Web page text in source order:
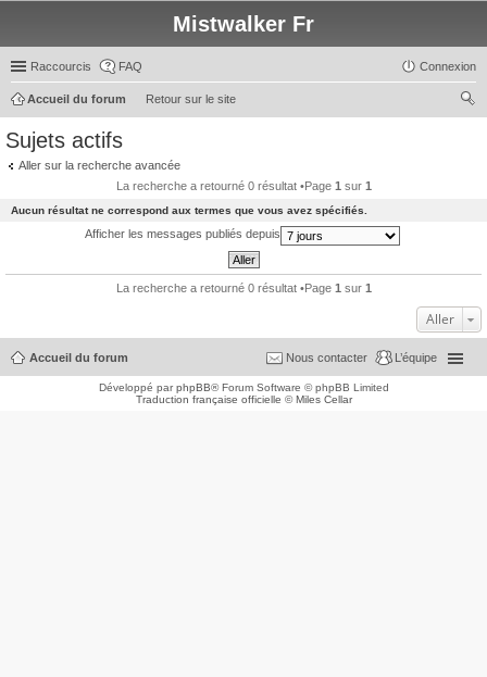
Mistwalker Fr
Raccourcis FAQ Connexion
Retour sur le site
Accueil du forum
Sujets actifs
Aller sur la recherche avancée
La recherche a retourné 0 résultat •Page 1 sur 1
Aucun résultat ne correspond aux termes que vous avez spécifiés.
Afficher les messages publiés depuis
La recherche a retourné 0 résultat •Page 1 sur 1
Aller
Accueil du forum L’équipe
Nous contacter
Développé parphpBB® Forum Software © phpBB Limited
Traduction française officielle ©Miles Cellar